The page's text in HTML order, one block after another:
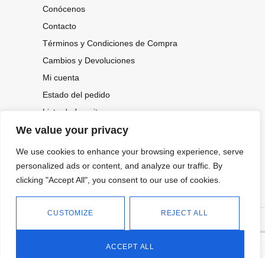
We value your privacy
We use cookies to enhance your browsing experience, serve
personalized ads or content, and analyze our traffic. By
clicking "Accept All", you consent to our use of cookies.
CUSTOMIZE REJECT ALL
ACCEPT ALL
Conócenos
Contacto
Términos y Condiciones de Compra
Cambios y Devoluciones
Mi cuenta
Estado del pedido
Lista de favoritos
CONOCE NUESTRAS NOVEDADES,
OFERTAS...
2026.